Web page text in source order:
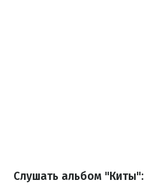
Слушать альбом "Киты":